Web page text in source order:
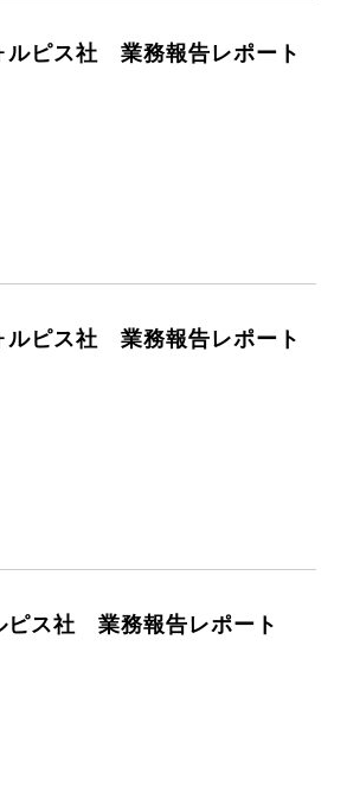
ルピス社 業務報告レポート
ルピス社 業務報告レポート
ピス社 業務報告レポート